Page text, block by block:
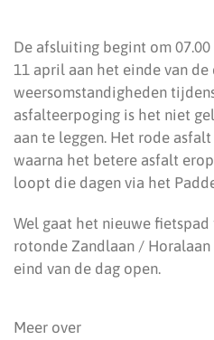
De afsluiting begint om
11 april aan het einde van
weersomstandigheden
asfalteerpoging is het niet
aan te leggen. Het rode
waarna het betere asfalt
loopt die dagen via het
Wel gaat het nieuwe fietspad
rotonde Zandlaan /
eind van de dag open.
Meer over